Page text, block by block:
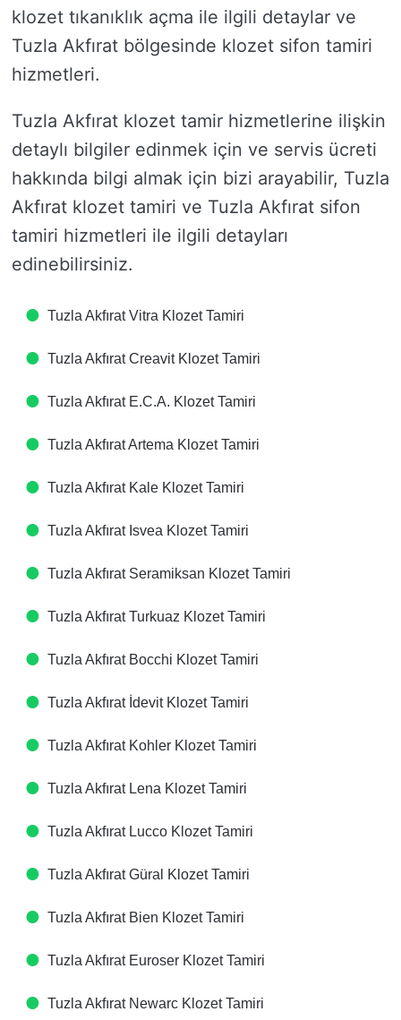
klozet tıkanıklık açma ile ilgili detaylar ve
Tuzla Akfırat bölgesinde klozet sifon tamiri
hizmetleri.
Tuzla Akfırat klozet tamir hizmetlerine ilişkin
detaylı bilgiler edinmek için ve servis ücreti
hakkında bilgi almak için bizi arayabilir, Tuzla
Akfırat klozet tamiri ve Tuzla Akfırat sifon
tamiri hizmetleri ile ilgili detayları
edinebilirsiniz.
Tuzla Akfırat Vitra Klozet Tamiri
Tuzla Akfırat Creavit Klozet Tamiri
Tuzla Akfırat E.C.A. Klozet Tamiri
Tuzla Akfırat Artema Klozet Tamiri
Tuzla Akfırat Kale Klozet Tamiri
Tuzla Akfırat Isvea Klozet Tamiri
Tuzla Akfırat Seramiksan Klozet Tamiri
Tuzla Akfırat Turkuaz Klozet Tamiri
Tuzla Akfırat Bocchi Klozet Tamiri
Tuzla Akfırat İdevit Klozet Tamiri
Tuzla Akfırat Kohler Klozet Tamiri
Tuzla Akfırat Lena Klozet Tamiri
Tuzla Akfırat Lucco Klozet Tamiri
Tuzla Akfırat Güral Klozet Tamiri
Tuzla Akfırat Bien Klozet Tamiri
Tuzla Akfırat Euroser Klozet Tamiri
Tuzla Akfırat Newarc Klozet Tamiri